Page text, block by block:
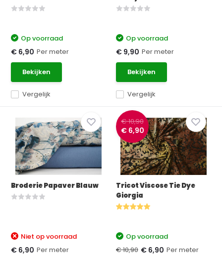
Vergelijk
Op voorraad
€ 6,90 Per meter
Bekijken
Vergelijk
Op voorraad
€ 9,90 Per meter
Bekijken
Broderie Papaver Blauw
Niet op voorraad
€ 6,90 Per meter
€ 10,90
€ 6,90
Tricot Viscose Tie Dye
Giorgia
Op voorraad
€ 10,90 € 6,90 Per meter